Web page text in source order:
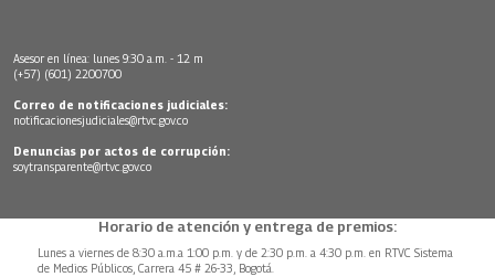
Asesor en línea: lunes 9:30 a.m. - 12 m
(+57) (601) 2200700
Correo de notificaciones judiciales:
notificacionesjudiciales@rtvc.gov.co
Denuncias por actos de corrupción:
soytransparente@rtvc.gov.co
Horario de atención y entrega de premios:
Lunes a viernes de 8:30 a.m.a 1:00 p.m. y de 2:30 p.m. a 4:30 p.m. en RTVC Sistema
de Medios Públicos, Carrera 45 # 26-33, Bogotá.